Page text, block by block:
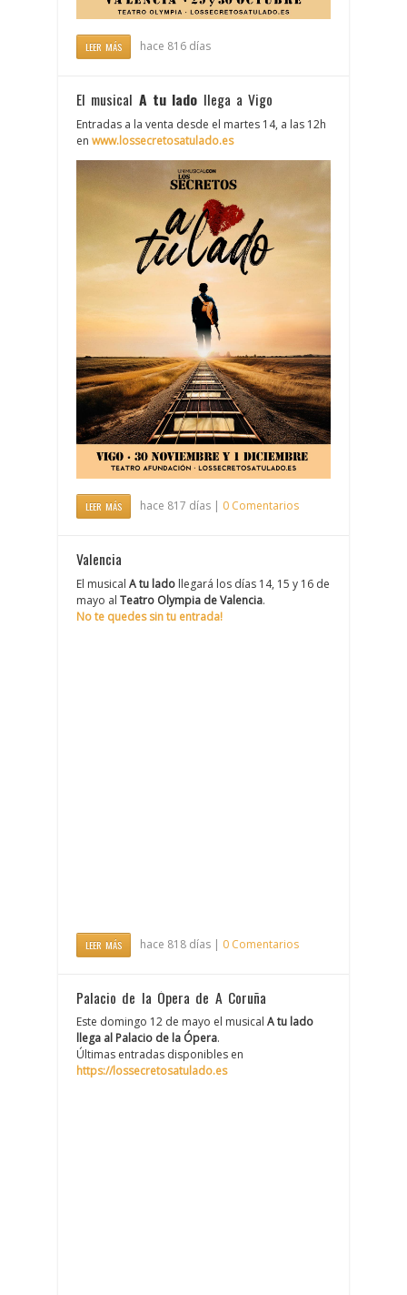
LEER MÁS hace 816 días
El musical A tu lado llega a Vigo
Entradas a la venta desde el martes 14, a las 12h
en www.lossecretosatulado.es
LEER MÁS hace 817 días | 0 Comentarios
Valencia
El musical A tu lado llegará los días 14, 15 y 16 de
mayo al Teatro Olympia de Valencia.
No te quedes sin tu entrada!
LEER MÁS hace 818 días | 0 Comentarios
Palacio de la Ópera de A Coruña
Este domingo 12 de mayo el musical A tu lado
llega al Palacio de la Ópera.
Últimas entradas disponibles en
https://lossecretosatulado.es